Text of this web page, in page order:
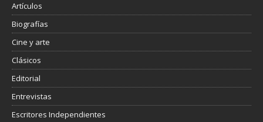
Artículos
Biografías
Cine y arte
Clásicos
Editorial
Entrevistas
Escritores Independientes